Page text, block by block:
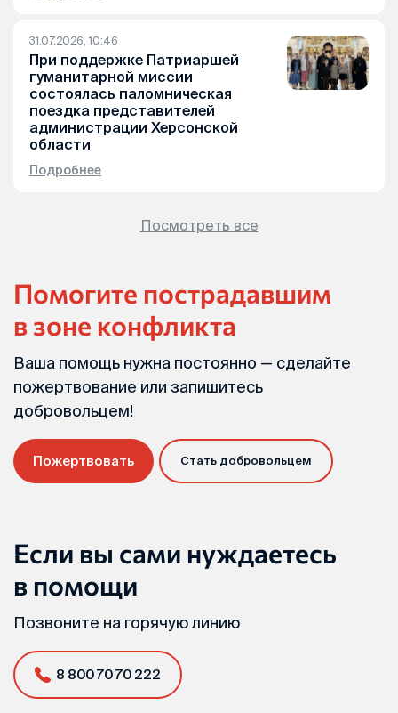
31.07.2026, 10:46
При поддержке Патриаршей
гуманитарной миссии
состоялась паломническая
поездка представителей
администрации Херсонской
области
Подробнее
Посмотреть все
Помогите пострадавшим
в зоне конфликта
Ваша помощь нужна постоянно — сделайте
пожертвование или запишитесь
добровольцем!
Пожертвовать Стать добровольцем
Если вы сами нуждаетесь
в помощи
Позвоните на горячую линию
8 800 70 70 222